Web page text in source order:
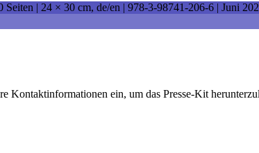
Seiten | 24 × 30 cm, de/en | 978-3-98741-206-6 | Juni
ein, um das Presse-Kit